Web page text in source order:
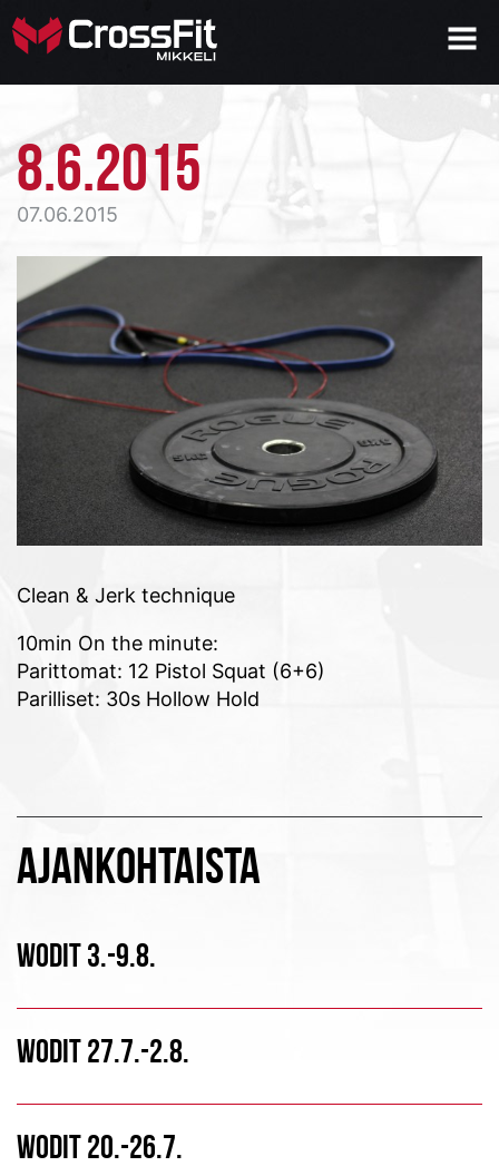
8.6.2015
07.06.2015
Clean & Jerk technique
10min On the minute:
Parittomat: 12 Pistol Squat (6+6)
Parilliset: 30s Hollow Hold
AJANKOHTAISTA
WODIT 3.-9.8.
WODIT 27.7.-2.8.
WODIT 20.-26.7.